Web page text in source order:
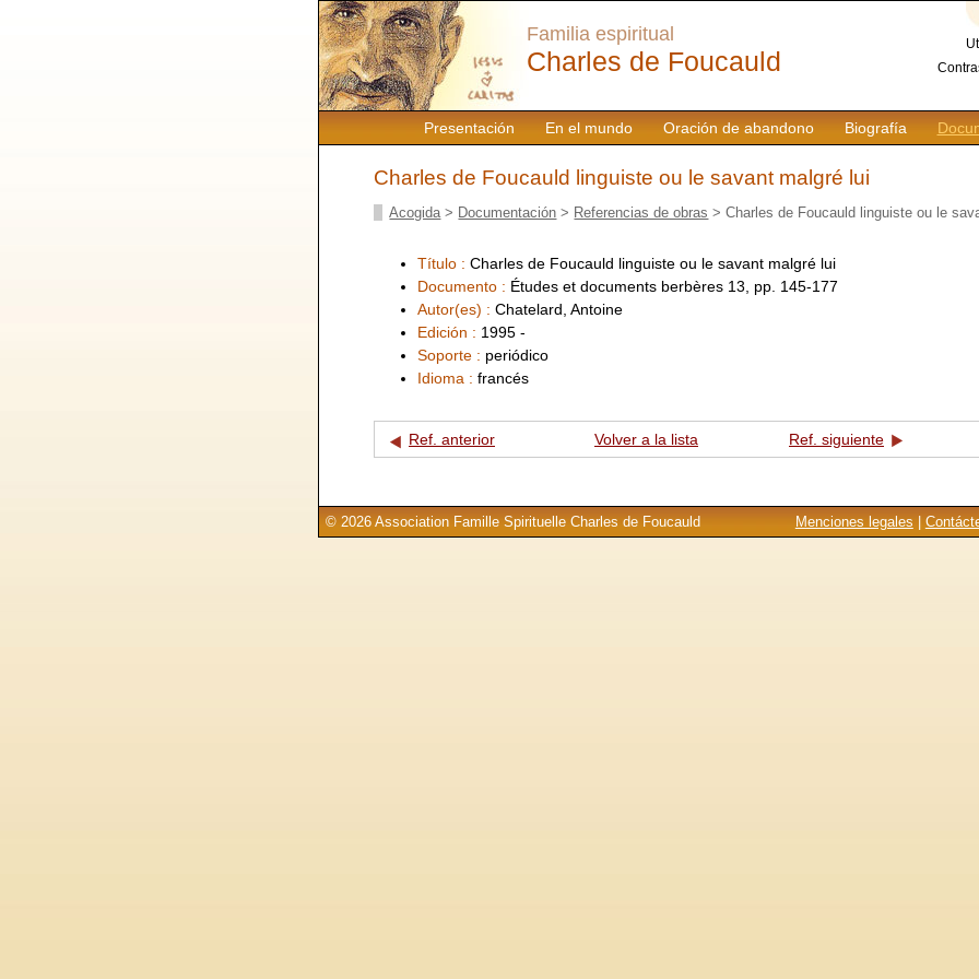
Presentación En el mundo Oración de abandono Biografía
Familia espiritual
Charles de Foucauld
Charles de Foucauld linguiste ou le savant malgré lui
Acogida > Documentación > Referencias de obras > Charles de Foucauld linguiste ou le
Título : Charles de Foucauld linguiste ou le savant malgré lui
Documento : Études et documents berbères 13, pp. 145-177
Autor(es) : Chatelard, Antoine
Edición : 1995 -
Soporte : periódico
Idioma : francés
Ref. anterior Volver a la lista Ref. siguiente
Menciones legales
© 2026 Association Famille Spirituelle Charles de Foucauld